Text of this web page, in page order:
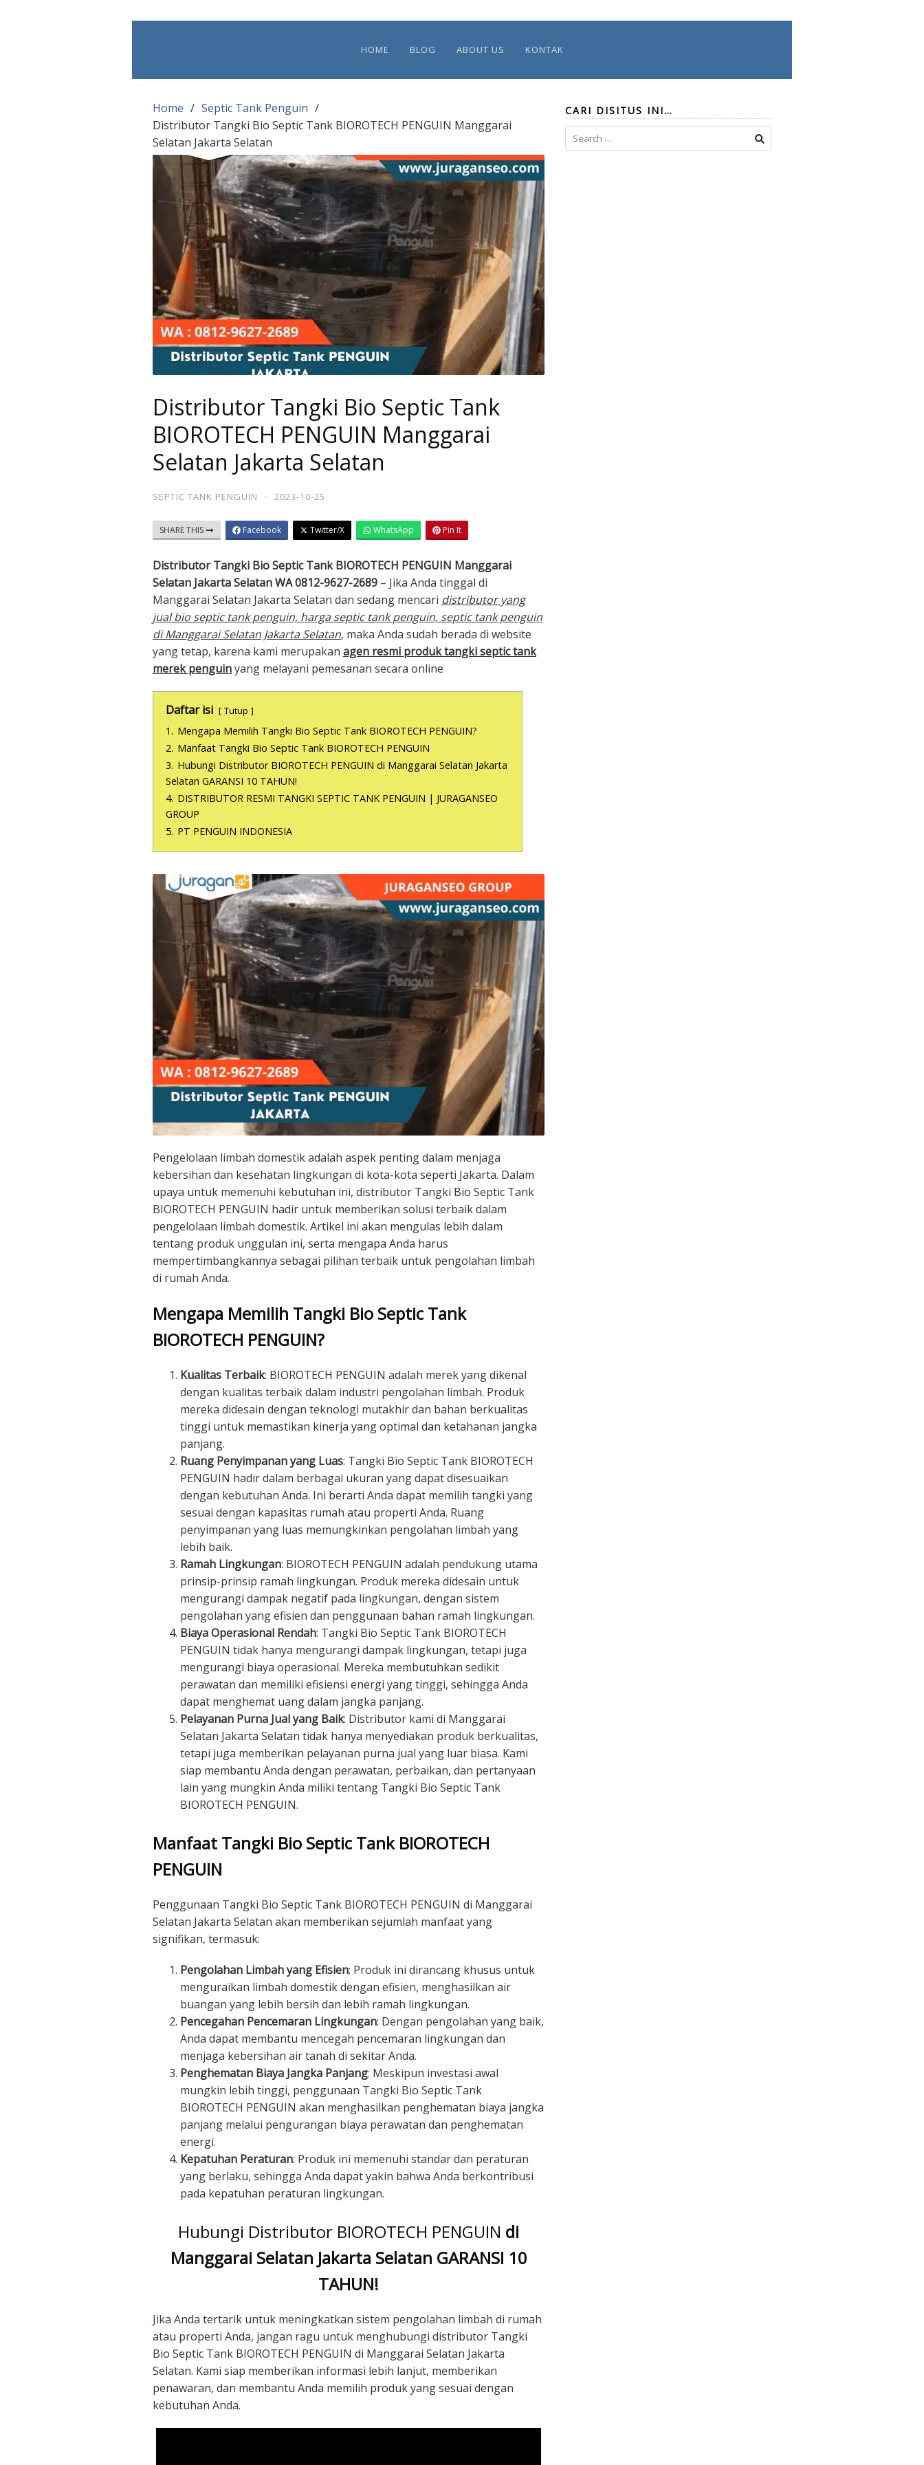
HOME BLOG ABOUT US KONTAK
Home
Septic Tank Penguin
Distributor Tangki Bio Septic Tank BIOROTECH PENGUIN Manggarai
Selatan Jakarta Selatan
Distributor Tangki Bio Septic Tank
BIOROTECH PENGUIN Manggarai
Selatan Jakarta Selatan
SEPTIC TANK PENGUIN · 2023-10-25
SHARE THIS Facebook Twitter/X WhatsApp Pin It
Distributor Tangki Bio Septic Tank BIOROTECH PENGUIN Manggarai
Selatan Jakarta Selatan WA 0812-9627-2689 – Jika Anda tinggal di
Manggarai Selatan Jakarta Selatan dan sedang mencari distributor yang
jual bio septic tank penguin, harga septic tank penguin, septic tank penguin
di Manggarai Selatan Jakarta Selatan, maka Anda sudah berada di website
yang tetap, karena kami merupakan agen resmi produk tangki septic tank
merek penguinyang melayani pemesanan secara online
Daftar isi Tutup
1. Mengapa Memilih Tangki Bio Septic Tank BIOROTECH PENGUIN?
2. Manfaat Tangki Bio Septic Tank BIOROTECH PENGUIN
3. Hubungi Distributor BIOROTECH PENGUIN di Manggarai Selatan Jakarta
Selatan GARANSI 10 TAHUN!
4. DISTRIBUTOR RESMI TANGKI SEPTIC TANK PENGUIN | JURAGANSEO
GROUP
5. PT PENGUIN INDONESIA
Pengelolaan limbah domestik adalah aspek penting dalam menjaga
kebersihan dan kesehatan lingkungan di kota-kota seperti Jakarta. Dalam
upaya untuk memenuhi kebutuhan ini, distributor Tangki Bio Septic Tank
BIOROTECH PENGUIN hadir untuk memberikan solusi terbaik dalam
pengelolaan limbah domestik. Artikel ini akan mengulas lebih dalam
tentang produk unggulan ini, serta mengapa Anda harus
mempertimbangkannya sebagai pilihan terbaik untuk pengolahan limbah
di rumah Anda.
Mengapa Memilih Tangki Bio Septic Tank
BIOROTECH PENGUIN?
Kualitas Terbaik: BIOROTECH PENGUIN adalah merek yang dikenal
dengan kualitas terbaik dalam industri pengolahan limbah. Produk
mereka didesain dengan teknologi mutakhir dan bahan berkualitas
tinggi untuk memastikan kinerja yang optimal dan ketahanan jangka
panjang.
Ruang Penyimpanan yang Luas: Tangki Bio Septic Tank BIOROTECH
PENGUIN hadir dalam berbagai ukuran yang dapat disesuaikan
dengan kebutuhan Anda. Ini berarti Anda dapat memilih tangki yang
sesuai dengan kapasitas rumah atau properti Anda. Ruang
penyimpanan yang luas memungkinkan pengolahan limbah yang
lebih baik.
Ramah Lingkungan: BIOROTECH PENGUIN adalah pendukung utama
prinsip-prinsip ramah lingkungan. Produk mereka didesain untuk
mengurangi dampak negatif pada lingkungan, dengan sistem
pengolahan yang efisien dan penggunaan bahan ramah lingkungan.
Biaya Operasional Rendah: Tangki Bio Septic Tank BIOROTECH
PENGUIN tidak hanya mengurangi dampak lingkungan, tetapi juga
mengurangi biaya operasional. Mereka membutuhkan sedikit
perawatan dan memiliki efisiensi energi yang tinggi, sehingga Anda
dapat menghemat uang dalam jangka panjang.
Pelayanan Purna Jual yang Baik: Distributor kami di Manggarai
Selatan Jakarta Selatan tidak hanya menyediakan produk berkualitas,
tetapi juga memberikan pelayanan purna jual yang luar biasa. Kami
siap membantu Anda dengan perawatan, perbaikan, dan pertanyaan
lain yang mungkin Anda miliki tentang Tangki Bio Septic Tank
BIOROTECH PENGUIN.
Manfaat Tangki Bio Septic Tank BIOROTECH
PENGUIN
Penggunaan Tangki Bio Septic Tank BIOROTECH PENGUIN di Manggarai
Selatan Jakarta Selatan akan memberikan sejumlah manfaat yang
signifikan, termasuk:
Pengolahan Limbah yang Efisien: Produk ini dirancang khusus untuk
menguraikan limbah domestik dengan efisien, menghasilkan air
buangan yang lebih bersih dan lebih ramah lingkungan.
Pencegahan Pencemaran Lingkungan: Dengan pengolahan yang baik,
Anda dapat membantu mencegah pencemaran lingkungan dan
menjaga kebersihan air tanah di sekitar Anda.
Penghematan Biaya Jangka Panjang: Meskipun investasi awal
mungkin lebih tinggi, penggunaan Tangki Bio Septic Tank
BIOROTECH PENGUIN akan menghasilkan penghematan biaya jangka
panjang melalui pengurangan biaya perawatan dan penghematan
energi.
Kepatuhan Peraturan: Produk ini memenuhi standar dan peraturan
yang berlaku, sehingga Anda dapat yakin bahwa Anda berkontribusi
pada kepatuhan peraturan lingkungan.
Hubungi Distributor BIOROTECH PENGUIN di
Manggarai Selatan Jakarta Selatan GARANSI 10
TAHUN!
Jika Anda tertarik untuk meningkatkan sistem pengolahan limbah di rumah
atau properti Anda, jangan ragu untuk menghubungi distributor Tangki
Bio Septic Tank BIOROTECH PENGUIN di Manggarai Selatan Jakarta
Selatan. Kami siap memberikan informasi lebih lanjut, memberikan
penawaran, dan membantu Anda memilih produk yang sesuai dengan
kebutuhan Anda.
CARI DISITUS INI…
Search
for: